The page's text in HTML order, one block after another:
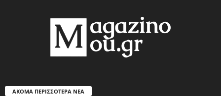
ΑΚΟΜΑ ΠΕΡΙΣΣΟΤΕΡΑ ΝΕΑ